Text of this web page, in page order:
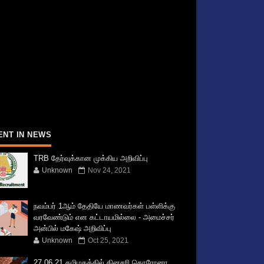
IN NEWS
TRB தேர்வுக்கான முக்கிய அறிவிப்பு
Unknown Nov 24, 2021
நவம்பர் 1ஆம் தேதியே மாணவர்கள் பள்ளிக்கு
வரவேண்டும் என கட்டாயமில்லை - அமைச்சர்
அன்பில் மகேஷ் அறிவிப்பு
Unknown Oct 25, 2021